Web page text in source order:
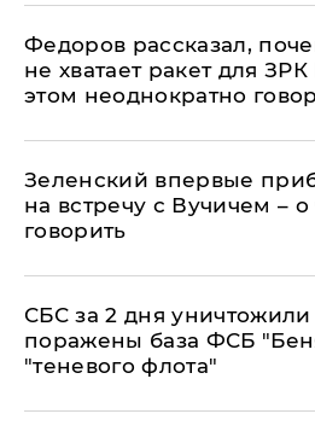
Федоров рассказал,
не хватает ракет для
этом неоднократно
Зеленский впервые
на встречу с Вучичем –
говорить
СБС за 2 дня
поражены база ФСБ
"теневого флота"